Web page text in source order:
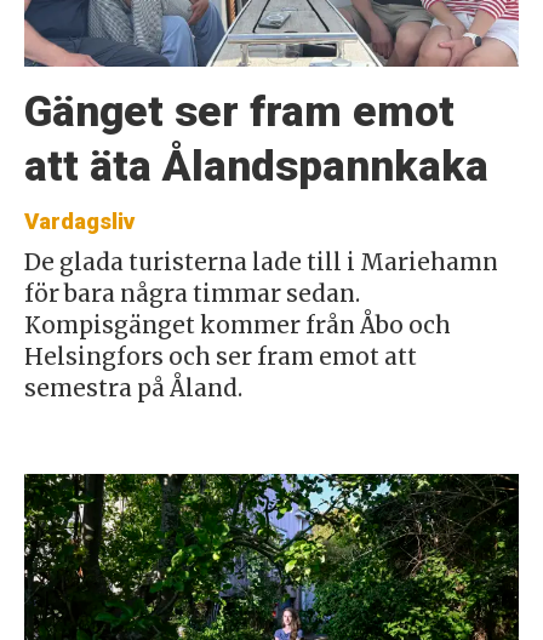
Gänget ser fram emot
att äta Ålandspannkaka
Vardagsliv
De glada turisterna lade till i Mariehamn
för bara några timmar sedan.
Kompisgänget kommer från Åbo och
Helsingfors och ser fram emot att
semestra på Åland.